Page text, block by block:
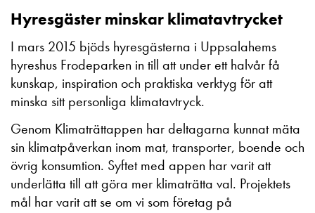
Hyresgäster minskar klimatavtrycket
I mars 2015 bjöds hyresgästerna i Uppsalahems
hyreshus Frodeparken in till att under ett halvår få
kunskap, inspiration och praktiska verktyg för att
minska sitt personliga klimatavtryck.
Genom Klimaträttappen har deltagarna kunnat mäta
sin klimatpåverkan inom mat, transporter, boende och
övrig konsumtion. Syftet med appen har varit att
underlätta till att göra mer klimaträtta val. Projektets
mål har varit att se om vi som företag på